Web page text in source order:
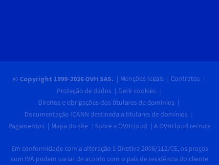
© Copyright 1999-2026 OVH SAS. Menções legais
Contratos
Proteção de dados
Gerir cookies
Direitos e obrigações dos titulares de domínios
Documentação ICANN destinada a titulares de domínios
Pagamentos
Mapa do site Sobre a OVHcloud A OVHcloud recruta
Em conformidade com a alteração à Diretiva 2006/112/CE, os preços
com IVA podem variar de acordo com o país de residência do cliente